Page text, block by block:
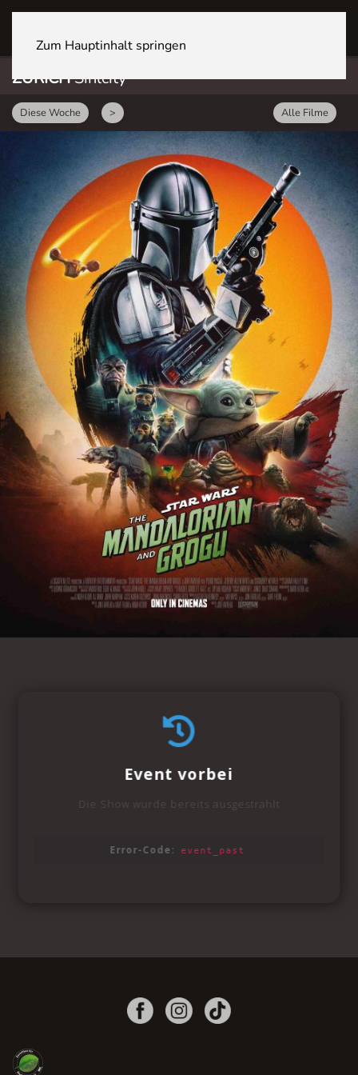
Zum Hauptinhalt springen
ZÜRICHSihlcity
Diese Woche > Alle Filme